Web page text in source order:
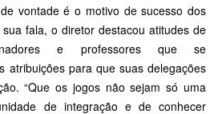
vontade é o motivo de sucesso dos
fala, o diretor destacou atitudes de
e professores que se
atribuições para que suas delegações
“Que os jogos não sejam só uma
de integração e de conhecer